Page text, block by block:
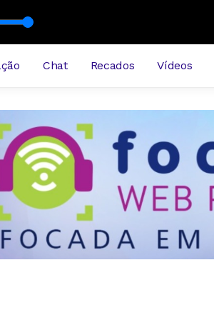
bloco3
Chat Recados Vídeos